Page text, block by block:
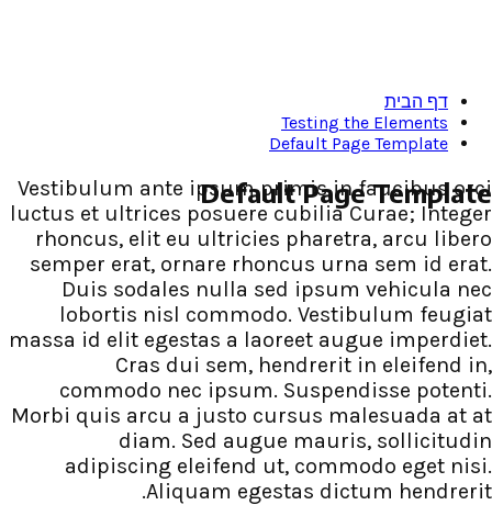
Default
Vestibulum ante ipsum
luctus et ultrices posuere
rhoncus, elit eu ultricies
semper erat, ornare rhoncus
Duis sodales nulla sed
lobortis nisl commodo.
massa id elit egestas a laoreet
Cras dui sem,
commodo nec ipsum.
Morbi quis arcu a justo
diam. Sed augue
adipiscing eleifend ut,
Aliquam